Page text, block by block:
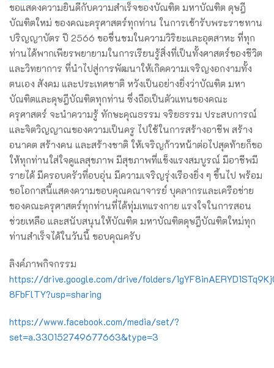
ขอแสดงความยินดีกับความสำเร็จของบัณฑิต มหาบัณฑิต ดุษฎี
บัณฑิตใหม่ ของคณะครุศาสตร์ทุกท่าน ในการเข้ารับพระราชทาน
ปริญญาบัตร ปี 2566 ขอชื่นชมในความวิริยะและอุตสาหะ ที่ทุก
ท่านได้พากเพียรพยายามในการเรียนรู้สิ่งที่เป็นทั้งศาสตร์ของชีวิต
และวิทยาการ ที่นำไปสู่การพัฒนาให้เกิดความเจริญงอกงามทั้ง
ตนเอง สังคม และประเทศชาติ หวังเป็นอย่างยิ่งว่าบัณฑิต มหา
บัณฑิตและดุษฎีบัณฑิตทุกท่าน ซึ่งถือเป็นตัวแทนของคณะ
ครุศาสตร์ จะนำความรู้ ทักษะคุณธรรม จริยธรรม ประสบการณ์
และจิตวิญญาณของความเป็นครู ไปใช้ในการสร้างอาชีพ สร้าง
อนาคต สร้างคน และสร้างชาติ ให้เจริญก้าวหน้าต่อไปสุดท้ายก็ขอ
ให้ทุกท่านใส่ใจดูแลสุขภาพ มีสุขภาพที่แข็งแรงสมบูรณ์ มีอาชีพมี
รายได้ มีครอบครัวที่อบอุ่น มีความเจริญรุ่งเรืองยิ่ง ๆ ขึ้นไป พร้อม
ขอโอกาสนี้แสดงความขอบคุณคณาจารย์ บุคลากรและเครือข่าย
ของคณะครุศาสตร์ทุกท่านที่ได้ทุ่มเทแรงกาย แรงใจในการสอน
ช่วยเหลือ และสนับสนุนให้บัณฑิต มหาบัณฑิตดุษฎีบัณฑิตใหม่ทุก
ท่านสำเร็จได้ในวันนี้ ขอบคุณครับ
ลิงค์ภาพกิจกรรม
https://drive.google.com/drive/folders/
8FbFlTY?usp=sharing
https://www.facebook.com/media/set/?
set=a.330152749677663&type=3